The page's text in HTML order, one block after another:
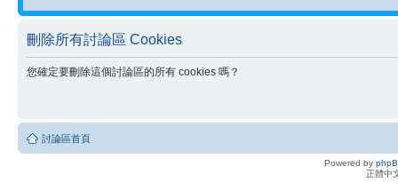
刪除所有討論區 Cookies
您確定要刪除這個討論區的所有 cookies 嗎？
討論區首頁
Powered by
正體中